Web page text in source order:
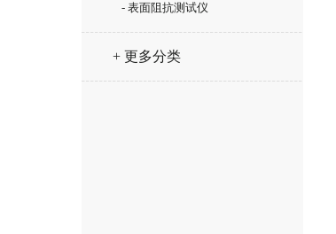
- 表面阻抗测试仪
+ 更多分类